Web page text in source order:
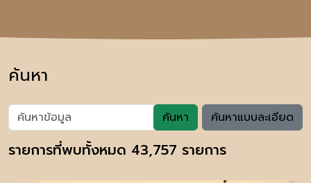
ค้นหา
ค้นหา ค้นหาแบบละเอียด
รายการที่พบทั้งหมด 43,757 รายการ